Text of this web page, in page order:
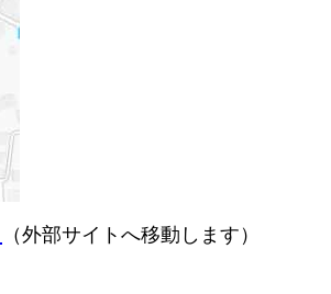
（外部サイトへ移動します）